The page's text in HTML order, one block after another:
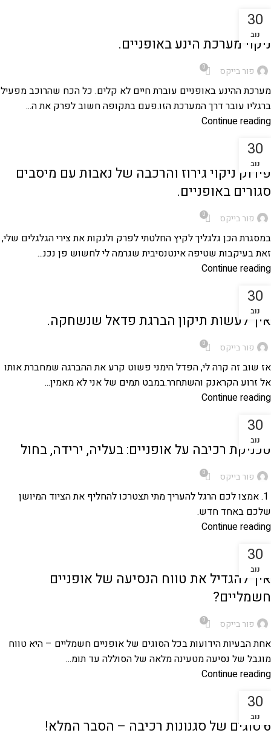
30
נוב
מדריכים טכניים לאופניים
ניקוי מערכת הינע באופניים.
פור בייקס 0
מערכת ההינע באופניים עוברת חיים לא קלים. כל הכח שהרוכב מפעיל
ברגליו עובר דרך המערכת הזו.פעם בתקופה חשוב לפרק את ה...
Continue reading
30
נוב
מדריכים טכניים לאופניים
פירוק ניקוי גירוז והרכבה של נאבות עם מיסבים
סגורים באופניים.
פור בייקס 0
במסגרת הכן גלגליך לקיץ החלטתי לפרק ולנקות את צירי הגלגלים שלי,
זאת בעיקבות שטיפה אינטנסיבית שגרמה לי לחשוש פן נכנ...
Continue reading
30
נוב
מדריכים טכניים לאופניים
איך לעשות תיקון הברגת פדאל שנשחקה.
פור בייקס 0
אז שוב זה קרה לי, הפדל הימני פשוט קרע את ההברגה שמחברת אותו
אל זרוע הקראנק והשתחרר.במבט תמים של אני לא מאמין...
Continue reading
30
נוב
מסלולי אופניים
טכניקת רכיבה על אופניים: בעליה, ירידה, בחול
פור בייקס 0
1. אמצו לכם הרגל להעריך מתי תצטרכו להחליף את הציוד המיושן
שלכם באחד חדש.
Continue reading
30
נוב
אופניים חשמליות
איך להגדיל את טווח הנסיעה של אופניים
חשמליים?
פור בייקס 0
אחת הבעיות הידועות בכל הסוגים של אופניים חשמליים – היא טווח
מוגבל של נסיעה מטעינה מלאה של הסוללה עד תומ...
Continue reading
30
נוב
מסלולי אופניים
6 סוגים של סגנונות רכיבה – הסבר המלא!